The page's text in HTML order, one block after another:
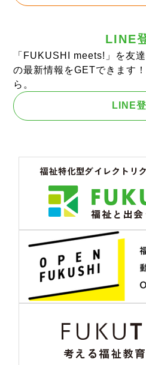
LINE
「FUKUSHI meets!」を友
の最新情報をGETできます
ら。
LINE